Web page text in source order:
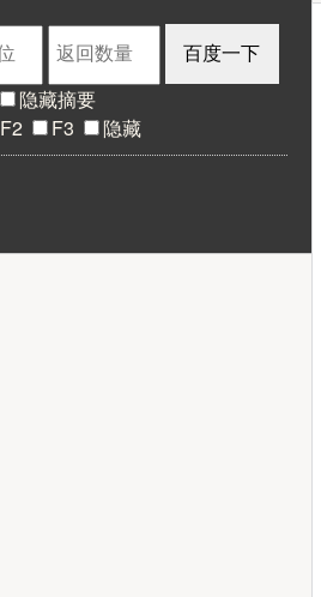
隐藏摘要
F2 F3 隐藏